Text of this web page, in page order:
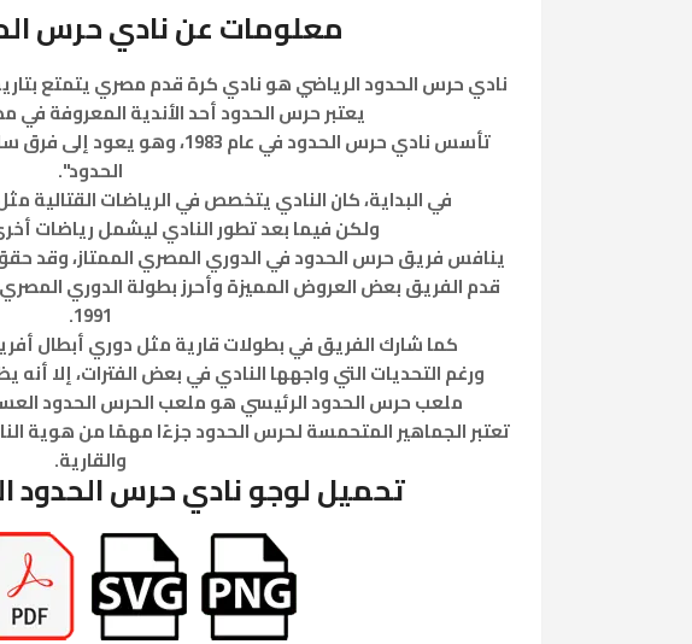
معلومات عن نادي حرس
نادي حرس الحدود الرياضي هو نادي كرة قدم مصري يتمتع
يعتبر حرس الحدود أحد الأندية المعروفة في
تأسس نادي حرس الحدود في عام
الحدود".
في البداية، كان النادي يتخصص في الرياضات القتالية
ولكن فيما بعد تطور النادي ليشمل رياضات
ينافس فريق حرس الحدود في الدوري المصري الممتاز، وقد
1991.
كما شارك الفريق في بطولات قارية مثل دوري أبطال
ورغم التحديات التي واجهها النادي في بعض الفترات، إلا
ملعب حرس الحدود الرئيسي هو ملعب الحرس الحدود العسكري،
تعتبر الجماهير المتحمسة لحرس الحدود جزءًا مهمًا من هوية
والقارية.
تحميل لوجو نادي حرس الحدود